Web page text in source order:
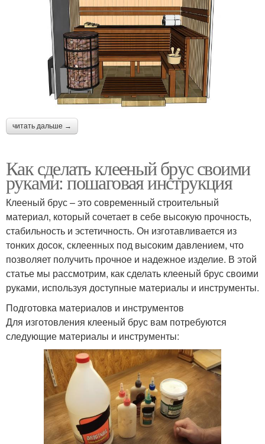
читать дальше →
Как сделать клееный брус своими
руками: пошаговая инструкция
Клееный брус – это современный строительный
материал, который сочетает в себе высокую прочность,
стабильность и эстетичность. Он изготавливается из
тонких досок, склеенных под высоким давлением, что
позволяет получить прочное и надежное изделие. В этой
статье мы рассмотрим, как сделать клееный брус своими
руками, используя доступные материалы и инструменты.
Подготовка материалов и инструментов
Для изготовления клееный брус вам потребуются
следующие материалы и инструменты: